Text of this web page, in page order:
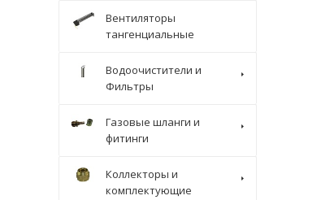
Вентиляторы
тангенциальные
Водоочистители и
Фильтры
Газовые шланги и
фитинги
Коллекторы и
комплектующие